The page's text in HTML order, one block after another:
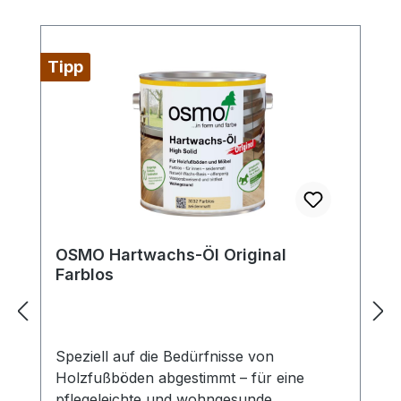
Tipp
OSMO Hartwachs-Öl Original
Farblos
Speziell auf die Bedürfnisse von
Holzfußböden abgestimmt – für eine